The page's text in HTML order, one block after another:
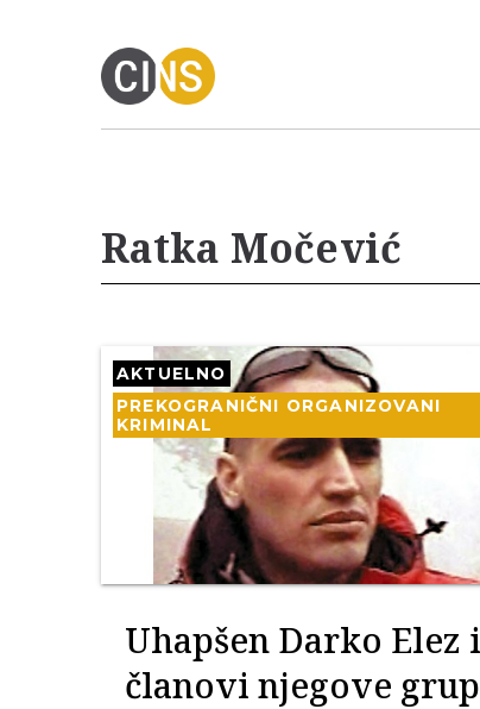
Ratka Močević
AKTUELNO
PREKOGRANIČNI ORGANIZOVANI
KRIMINAL
Uhapšen Darko Elez i
članovi njegove